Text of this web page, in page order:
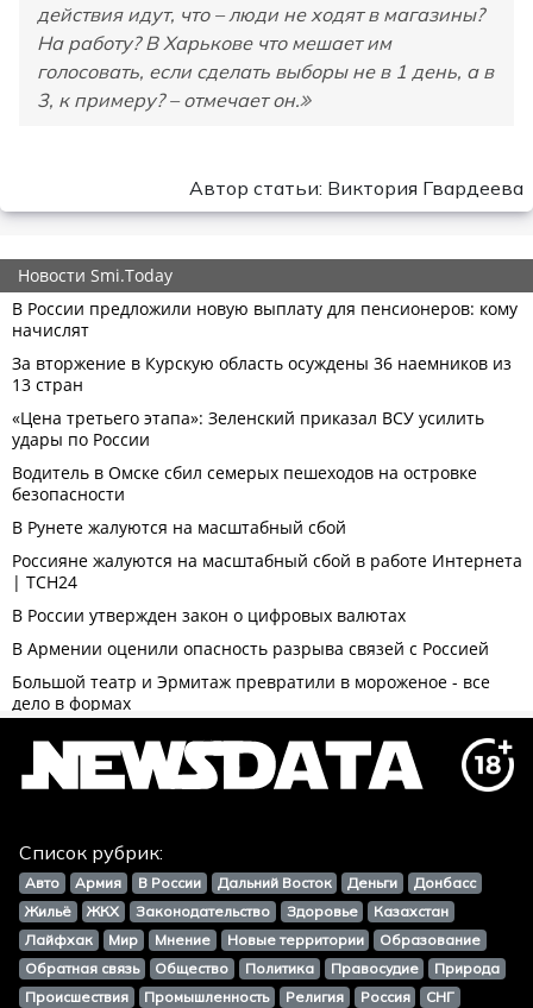
действия идут, что – люди не ходят в магазины?
На работу? В Харькове что мешает им
голосовать, если сделать выборы не в 1 день, а в
3, к примеру? – отмечает он.
Автор статьи: Виктория Гвардеева
Список рубрик:
Авто Армия В России Дальний Восток Деньги
Донбасс
Жильё
ЖКХ Законодательство Здоровье
Казахстан
Лайфхак
Мир Мнение Новые территории
Образование
Обратная связь
Общество Политика Правосудие
Природа
Происшествия
Промышленность Религия Россия СНГ